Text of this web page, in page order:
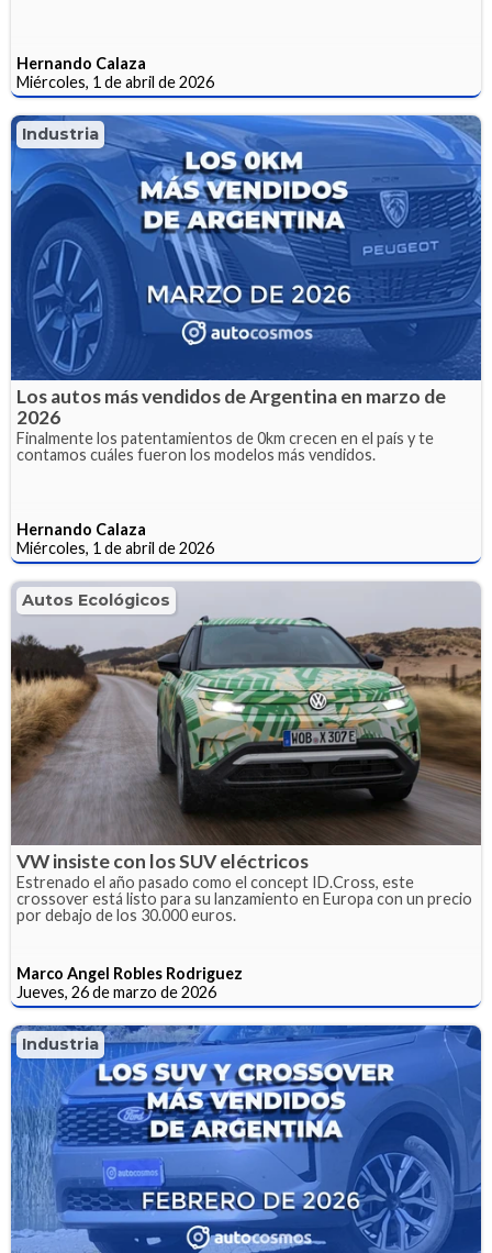
Hernando Calaza
Miércoles, 1 de abril de 2026
Industria
Los autos más vendidos de Argentina en marzo de
2026
Finalmente los patentamientos de 0km crecen en el país y te
contamos cuáles fueron los modelos más vendidos.
Hernando Calaza
Miércoles, 1 de abril de 2026
Autos Ecológicos
VW insiste con los SUV eléctricos
Estrenado el año pasado como el concept ID.Cross, este
crossover está listo para su lanzamiento en Europa con un precio
por debajo de los 30.000 euros.
Marco Angel Robles Rodriguez
Jueves, 26 de marzo de 2026
Industria